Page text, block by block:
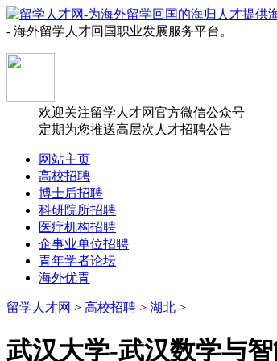
- 海外留学人才回国职业发展服务平台。
欢迎关注留学人才网官方微信公众号
定期为您推送高层次人才招聘公告
网站主页
高校招聘
博士后招聘
科研院所招聘
医疗机构招聘
企事业单位招聘
青年学者论坛
海外优青
留学人才网 > 高校招聘 > 湖北 >
武汉大学-武汉数学与